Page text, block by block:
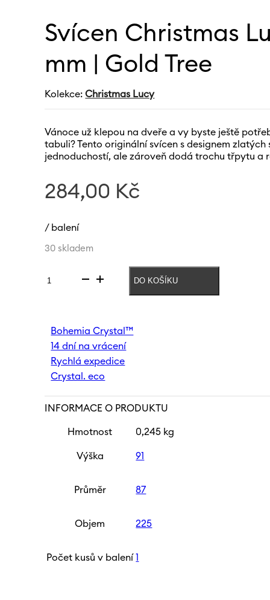
Svícen Christmas
mm | Gold Tree
Kolekce:Christmas Lucy
Vánoce už klepou na dveře a vy byste ještě
tabuli? Tento originální svícen s designem zlatých
jednoduchostí, ale zároveň dodá trochu třpytu a
284,00 Kč
/ balení
30 skladem
Svícen
mm
Gold
Tree
množství
DO KOŠÍKU
Bohemia Crystal™
14 dní na vrácení
Rychlá expedice
Crystal. eco
INFORMACE O PRODUKTU
Hmotnost 0,245 kg
Výška 91
Průměr 87
Objem 225
Počet kusů v balení 1